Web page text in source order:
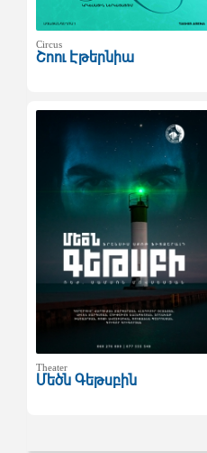
Circus
Շոու Էթերնիա
Theater
Մեծն Գեթսբին